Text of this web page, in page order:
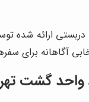
دربستی ارائه شده
آگاهانه برای
گشت